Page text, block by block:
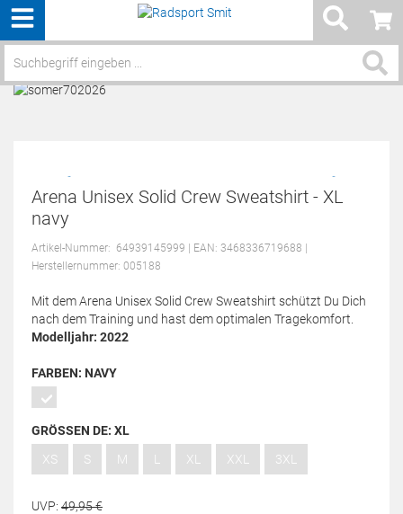
Menü
Service / Hilfe
Arena Unisex Solid Crew Sweatshirt - XL
navy
Artikel-Nummer: 64939145999 | EAN: 3468336719688
Herstellernummer: 005188
Mit dem Arena Unisex Solid Crew Sweatshirt schützt Du Dich
nach dem Training und hast dem optimalen Tragekomfort.
Modelljahr: 2022
FARBEN: NAVY
GRÖSSEN DE: XL
XS
S M XL XXL 3XL
UVP: 49,95€